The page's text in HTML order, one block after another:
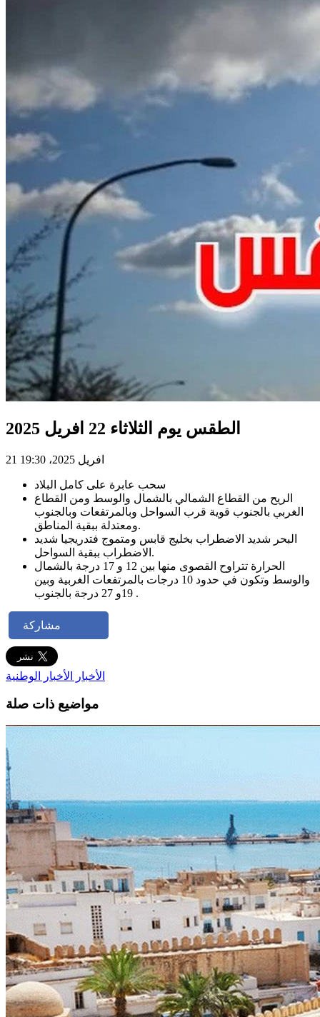
الطقس يوم الثلاثاء 22 افريل 2025
21 افريل 2025، 19:30
سحب عابرة على كامل البلاد
الريح من القطاع الشمالي بالشمال والوسط ومن القطاع
الغربي بالجنوب قوية قرب السواحل وبالمرتفعات وبالجنوب
ومعتدلة ببقية المناطق.
البحر شديد الاضطراب بخليج قابس ومتموج فتدريجيا شديد
الاضطراب ببقية السواحل.
الحرارة تتراوح القصوى منها بين 12 و 17 درجة بالشمال
والوسط وتكون في حدود 10 درجات بالمرتفعات الغربية وبين
19و 27 درجة بالجنوب .
مشاركة
الأخبار الأخبار الوطنية
مواضيع ذات صلة